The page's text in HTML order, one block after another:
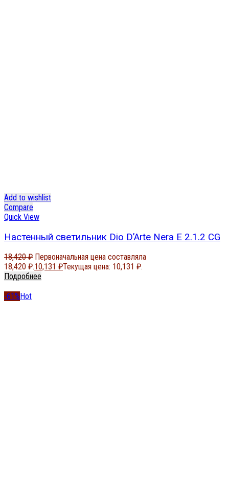
Add to wishlist
Compare
Quick View
Настенный светильник Dio D’Arte Nera E 2.1.2 CG
18,420₽ Первоначальная цена составляла
18,420 ₽.10,131 ₽Текущая цена: 10,131 ₽.
Подробнее
-61% Hot